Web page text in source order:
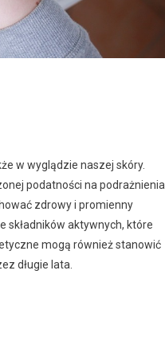
w wyglądzie naszej skóry.
podatności na podrażnienia.
zdrowy i promienny
składników aktywnych, które
mogą również stanowić
długie lata.